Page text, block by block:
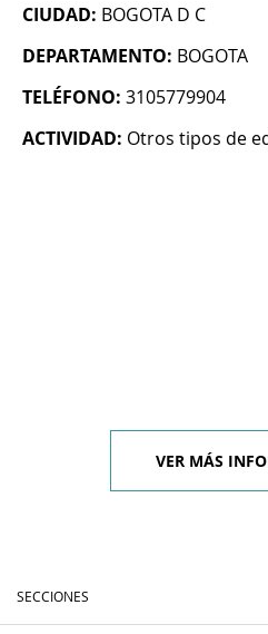
CIUDAD: BOGOTA D C
DEPARTAMENTO: BOGOTA
TELÉFONO: 3105779904
ACTIVIDAD: Otros tipos de
VER MÁS
SECCIONES